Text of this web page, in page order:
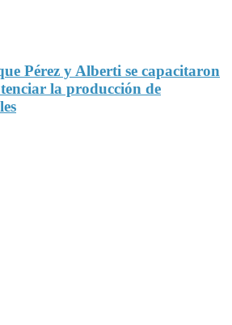
Pérez y Alberti se capacitaron
la producción de